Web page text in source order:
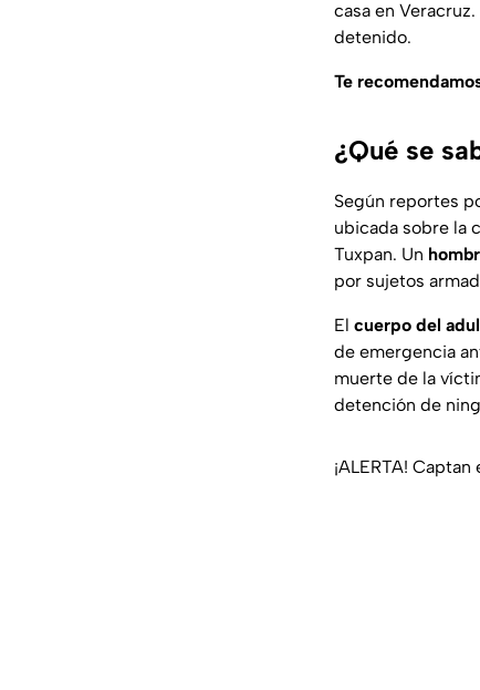
casa en
detenido.
Te
¿Qué se
Según reportes
ubicada sobre la
Tuxpan. Un
por sujetos
El cuerpo del
de emergencia
muerte de la
detención de
¡ALERTA!